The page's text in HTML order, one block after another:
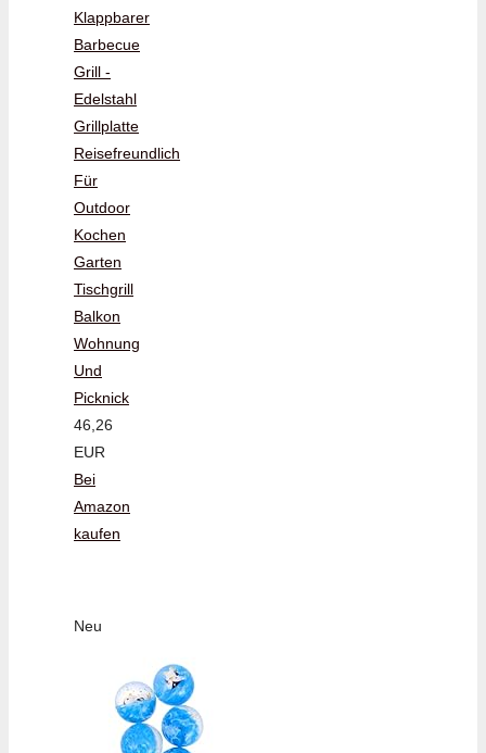
Klappbarer
Barbecue
Grill -
Edelstahl
Grillplatte
Reisefreundlich
Für
Outdoor
Kochen
Garten
Tischgrill
Balkon
Wohnung
Und
Picknick
46,26
EUR
Bei
Amazon
kaufen
Neu